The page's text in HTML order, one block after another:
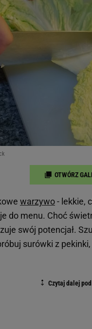
OTWÓRZ
warzywo- lekkie,
do menu. Choć
swój potencjał.
surówki z